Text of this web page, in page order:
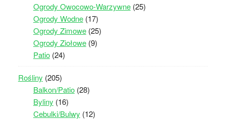
Ogrody Owocowo-Warzywne(25)
Ogrody Wodne(17)
Ogrody Zimowe(25)
Ogrody Ziołowe(9)
Patio(24)
Rośliny (205)
Balkon/Patio(28)
Byliny (16)
Cebulki/Bulwy (12)